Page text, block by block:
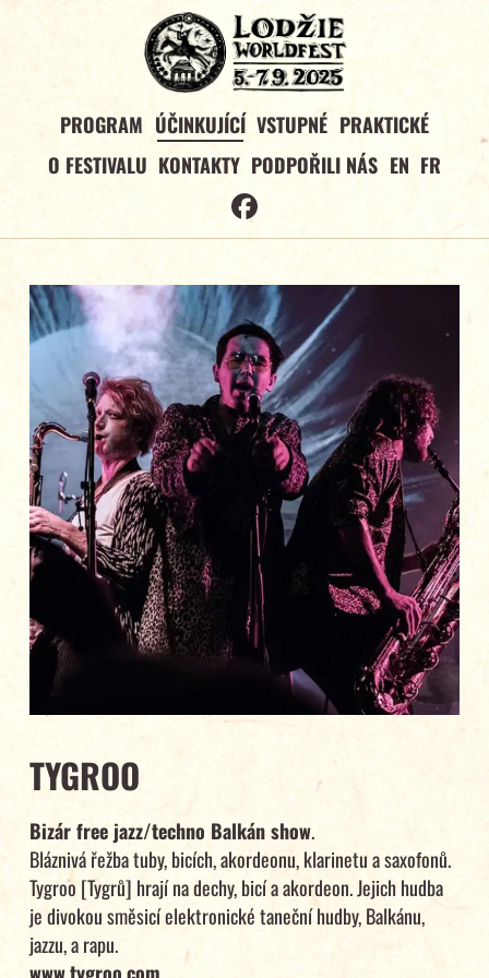
PROGRAM ÚČINKUJÍCÍ VSTUPNÉ PRAKTICKÉ
O FESTIVALU KONTAKTY PODPOŘILI NÁS EN FR
TYGROO
Bizár free jazz/techno Balkán show.
Bláznivá řežba tuby, bicích, akordeonu, klarinetu a saxofonů.
Tygroo [Tygrů] hrají na dechy, bicí a akordeon. Jejich hudba
je divokou směsicí elektronické taneční hudby, Balkánu,
jazzu, a rapu.